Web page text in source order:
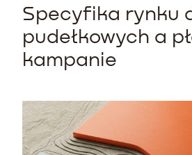
Specyfika rynku
pudełkowych a
kampanie